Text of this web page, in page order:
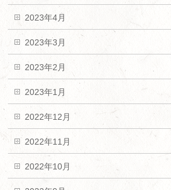
2023年4月
2023年3月
2023年2月
2023年1月
2022年12月
2022年11月
2022年10月